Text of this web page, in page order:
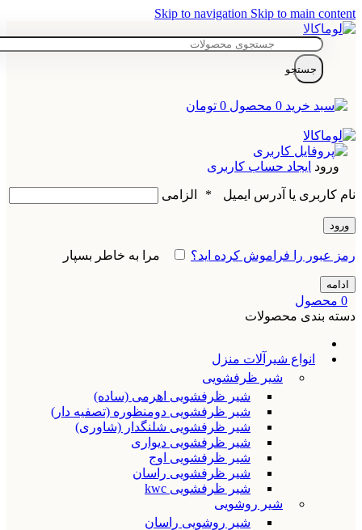
Skip to navigation Skip to main content
جستجو
0 محصول 0 تومان
ورود ایجاد حساب کاربری
نام کاربری یا آدرس ایمیل * الزامی
ورود
رمز عبور را فراموش کرده اید؟ مرا به خاطر بسپار
ادامه
0 محصول
دسته بندی محصولات
انواع شیرآلات منزل
شیر ظرفشویی
شیر ظرفشویی اهرمی (ساده)
شیر ظرفشویی دومنظوره (تصفیه دار)
شیر ظرفشویی شلنگدار (شاوری)
شیر ظرفشویی دیواری
شیر ظرفشویی اوج
شیر ظرفشویی راسان
شیر ظرفشویی kwc
شیر روشویی
شیر روشویی راسان